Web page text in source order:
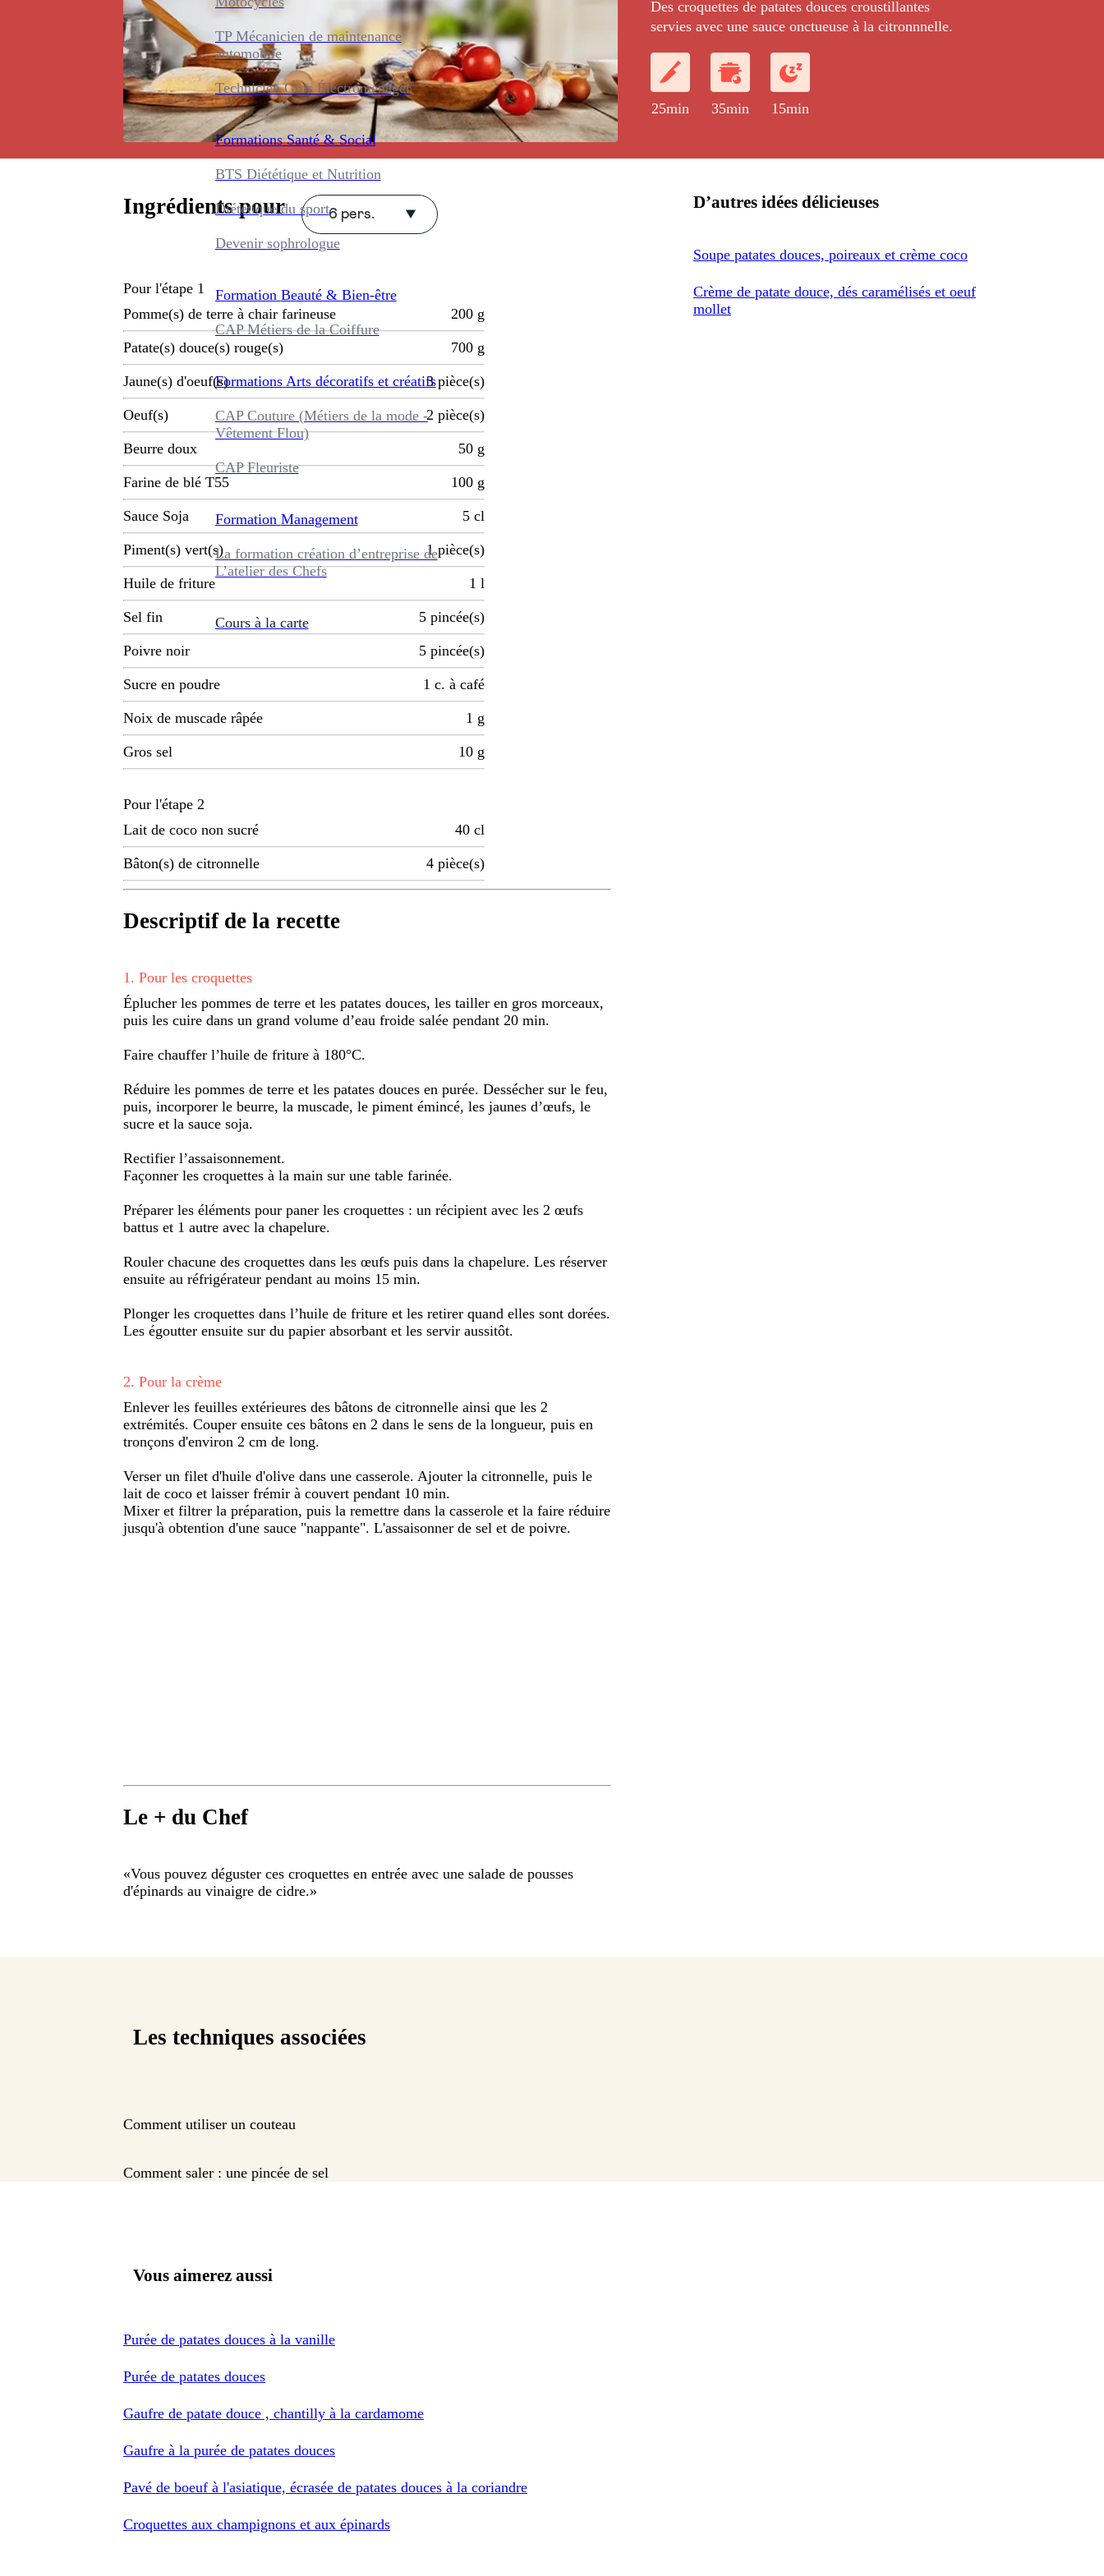
TP Mécanicien de maintenance
automobile
Technicien Gros Électroménager
Formations Santé & Social
BTS Diététique et Nutrition
Diététique du sport
Devenir sophrologue
Formation Beauté & Bien-être
CAP Métiers de la Coiffure
Formations Arts décoratifs et créatifs
CAP Couture (Métiers de la mode -
Vêtement Flou)
CAP Fleuriste
Formation Management
La formation création d’entreprise de
L’atelier des Chefs
Cours à la carte
Des croquettes de patates douces croustillantes
servies avec une sauce onctueuse à la citronnnelle.
25min 35min 15min
Ingrédients pour 6 pers.
Pour l'étape 1
Pomme(s) de terre à chair farineuse
200 g
Patate(s) douce(s) rouge(s) 700 g
Jaune(s) d'oeuf(s) 3 pièce(s)
Oeuf(s) 2 pièce(s)
Beurre doux 50 g
Farine de blé T55 100 g
Sauce Soja 5 cl
Piment(s) vert(s) 1 pièce(s)
Huile de friture 1 l
Sel fin 5 pincée(s)
Poivre noir 5 pincée(s)
Sucre en poudre 1 c. à café
Noix de muscade râpée 1 g
Gros sel 10 g
Pour l'étape 2
Lait de coco non sucré
40 cl
Bâton(s) de citronnelle 4 pièce(s)
Descriptif de la recette
1 . Pour les croquettes
Éplucher les pommes de terre et les patates douces, les tailler en gros morceaux,
puis les cuire dans un grand volume d’eau froide salée pendant 20 min.
Faire chauffer l’huile de friture à 180°C.
Réduire les pommes de terre et les patates douces en purée. Dessécher sur le feu,
puis, incorporer le beurre, la muscade, le piment émincé, les jaunes d’œufs, le
sucre et la sauce soja.
Rectifier l’assaisonnement.
Façonner les croquettes à la main sur une table farinée.
Préparer les éléments pour paner les croquettes : un récipient avec les 2 œufs
battus et 1 autre avec la chapelure.
Rouler chacune des croquettes dans les œufs puis dans la chapelure. Les réserver
ensuite au réfrigérateur pendant au moins 15 min.
Plonger les croquettes dans l’huile de friture et les retirer quand elles sont dorées.
Les égoutter ensuite sur du papier absorbant et les servir aussitôt.
2. Pour la crème
Enlever les feuilles extérieures des bâtons de citronnelle ainsi que les 2
extrémités. Couper ensuite ces bâtons en 2 dans le sens de la longueur, puis en
tronçons d'environ 2 cm de long.
Verser un filet d'huile d'olive dans une casserole. Ajouter la citronnelle, puis le
lait de coco et laisser frémir à couvert pendant 10 min.
Mixer et filtrer la préparation, puis la remettre dans la casserole et la faire réduire
jusqu'à obtention d'une sauce "nappante". L'assaisonner de sel et de poivre.
Le + du Chef
«Vous pouvez déguster ces croquettes en entrée avec une salade de pousses
d'épinards au vinaigre de cidre.»
D’autres idées délicieuses
Soupe patates douces, poireaux et crème coco
Crème de patate douce, dés caramélisés et oeuf
mollet
Les techniques associées
Comment utiliser un couteau
Comment saler : une pincée de sel
Vous aimerez aussi
Purée de patates douces à la vanille
Purée de patates douces
Gaufre de patate douce , chantilly à la cardamome
Gaufre à la purée de patates douces
Pavé de boeuf à l'asiatique, écrasée de patates douces à la coriandre
Croquettes aux champignons et aux épinards